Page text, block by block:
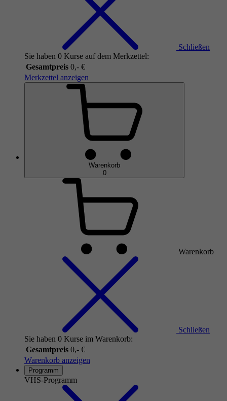
Schließen
Sie haben 0 Kurse auf dem Merkzettel:
Gesamtpreis 0,- €
Merkzettel anzeigen
Warenkorb
0
Warenkorb
Schließen
Sie haben 0 Kurse im Warenkorb:
Gesamtpreis 0,- €
Warenkorb anzeigen
Programm
VHS-Programm